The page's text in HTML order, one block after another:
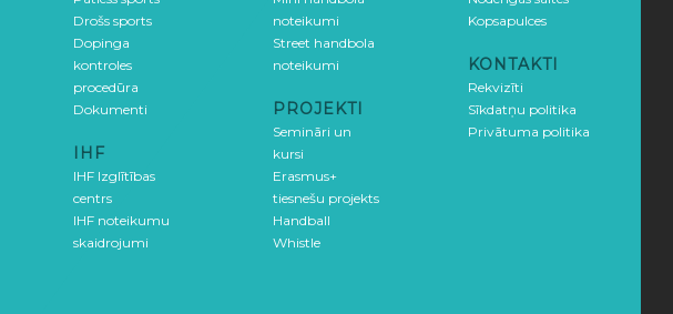
Drošs sports
Dopinga
kontroles
procedūra
Dokumenti
IHF
IHF Izglītības
centrs
IHF noteikumu
skaidrojumi
noteikumi
Street handbola
noteikumi
PROJEKTI
Semināri un
kursi
Erasmus+
tiesnešu projekts
Handball
Whistle
Kopsapulces
KONTAKTI
Rekvizīti
Sīkdatņu politika
Privātuma politika